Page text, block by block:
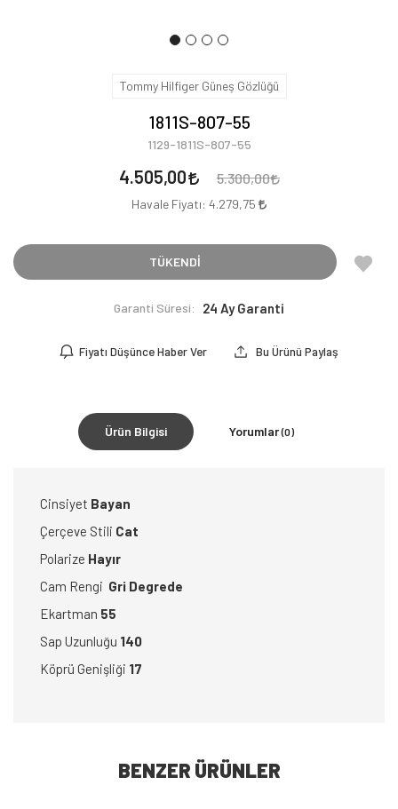
Tommy Hilfiger Güneş Gözlüğü
1811S-807-55
1129-1811S-807-55
4.505,00 5.300,00
Havale Fiyatı: 4.279,75
TÜKENDİ
Garanti Süresi: 24 Ay Garanti
Fiyatı Düşünce Haber Ver Bu Ürünü Paylaş
Ürün Bilgisi Yorumlar(0)
Cinsiyet Bayan
Çerçeve Stili Cat
Polarize Hayır
Cam Rengi Gri Degrede
Ekartman 55
Sap Uzunluğu 140
Köprü Genişliği 17
BENZER ÜRÜNLER